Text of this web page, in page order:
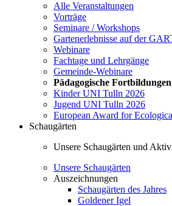
Alle Veranstaltungen
Vorträge
Seminare / Workshops
Gartenerlebnisse auf der
Webinare
Fachtage und Lehrgänge
Gemeinde-Webinare
Pädagogische Fortbildungen
Kinder UNI Tulln 2026
Jugend UNI Tulln 2026
European Award for
Schaugärten
Unsere Schaugärten und
Unsere Schaugärten
Auszeichnungen
Schaugärten des Jahres
Goldener Igel